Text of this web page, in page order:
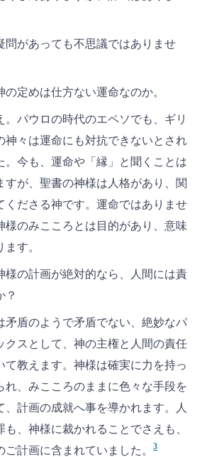
問があっても不思議ではありませ
定めは仕方ない運命なのか。
。パウロの時代のエペソでも、ギリ
神々は運命にも対抗できないとされ
。今も、運命や「縁」と聞くことは
すが、聖書の神様は人格があり、関
くださる神です。運命ではありませ
様のみこころとは目的があり、意味
ます。
の計画が絶対的なら、人間には責
？
矛盾のようで矛盾でない、絶妙なパ
クスとして、神の主権と人間の責任
て教えます。神様は確実に力を持っ
れ、みこころのままに色々な手段を
、計画の成就へ事を導かれます。人
も、神様に裁かれることでさえも、
ご計画に含まれていました。
3